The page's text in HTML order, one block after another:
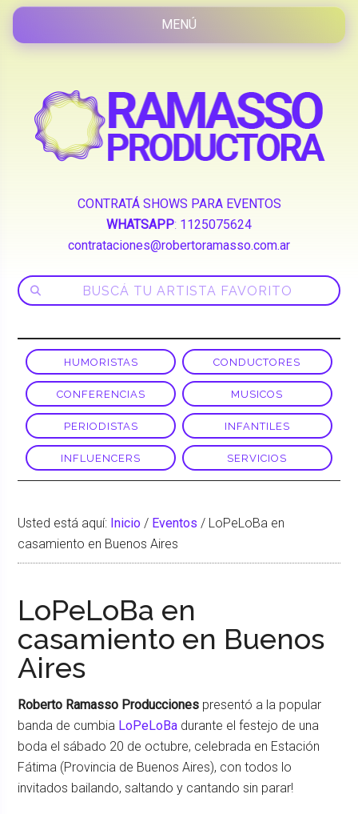
CONTRATÁ SHOWS PARA EVENTOS
WHATSAPP: 1125075624
contrataciones@robertoramasso.com.ar
HUMORISTAS CONDUCTORES
CONFERENCIAS MUSICOS
PERIODISTAS INFANTILES
INFLUENCERS SERVICIOS
Usted está aquí: Inicio / Eventos / LoPeLoBa en
casamiento en Buenos Aires
LoPeLoBa en
casamiento en Buenos
Aires
Roberto Ramasso Producciones presentó a la popular
banda de cumbia LoPeLoBa durante el festejo de una
boda el sábado 20 de octubre, celebrada en Estación
Fátima (Provincia de Buenos Aires), con todos lo
invitados bailando, saltando y cantando sin parar!